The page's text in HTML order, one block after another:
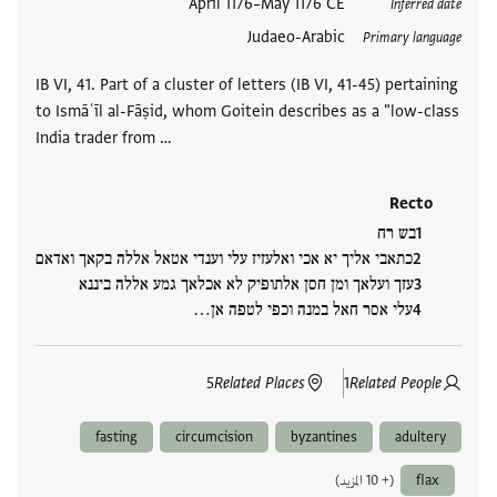
Inferred date
Primary language
Judaeo-Arabic
IB VI, 41. Part of a cluster of letters (IB VI, 41-45) pertaining
to Ismāʿīl al-Fāṣid, whom Goitein describes as a "low-class
India trader from …
Recto
בש רח
כתאבי אליך יא אכי ואלעזיז עלי וענדי אטאל אללה בקאך ואדאם
עזך ועלאך ומן חסן אלתופיק לא אכלאך גמע אללה ביננא
עלי אסר חאל במנה וכפי לטפה אן…
Related People
1
Related Places
5
adultery
byzantines
circumcision
fasting
flax (+ 10 المزيد)